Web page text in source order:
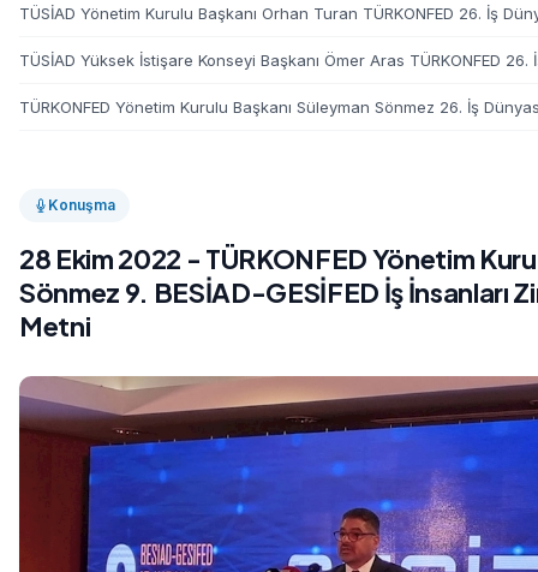
Konuşma
28 Ekim 2022 - TÜRKONFED Yönetim
Sönmez 9. BESİAD-GESİFED İş İnsanları
Metni
TÜSİAD Yönetim Kurulu Başkanı Orhan Turan TÜRKONFED 26. İş
TÜSİAD Yüksek İstişare Konseyi Başkanı Ömer Aras TÜRKONFED
TÜRKONFED Yönetim Kurulu Başkanı Süleyman Sönmez 26. İş